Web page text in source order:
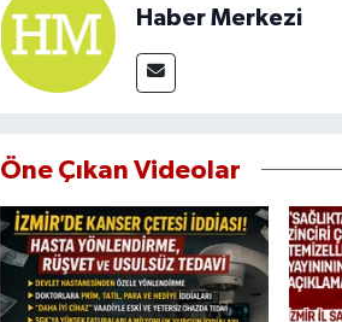
Haber Merkezi
Öne Çıkan Videolar